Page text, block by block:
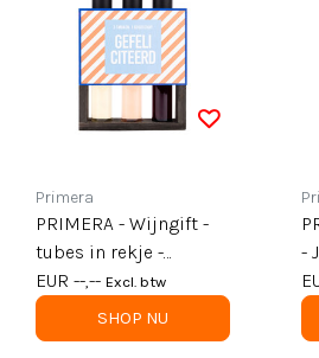
Primera
PRIMERA - Wijngift -
tubes in rekje -
Gefeliciteerd - per 6
EUR --,-- Excl. btw
SHOP NU
-